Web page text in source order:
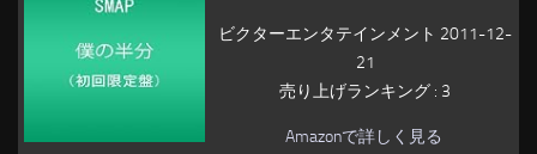
ビクターエンタテインメント 2011-12-
21
売り上げランキング : 3
Amazonで詳しく見る